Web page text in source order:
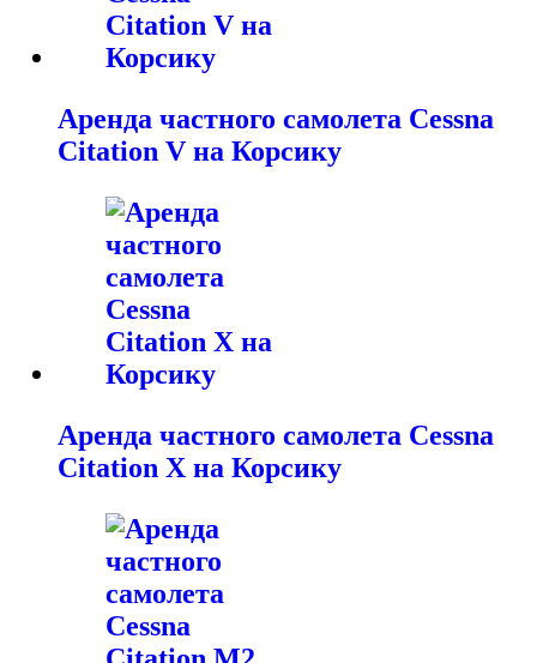
Аренда частного самолета Cessna
Citation V на Корсику
Аренда частного самолета Cessna
Citation X на Корсику